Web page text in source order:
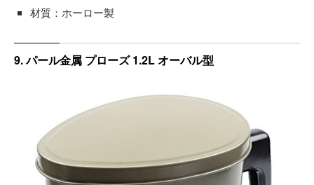
材質：ホーロー製
9. パール金属 プローズ 1.2L オーバル型